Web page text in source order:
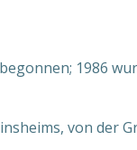
1986
von der